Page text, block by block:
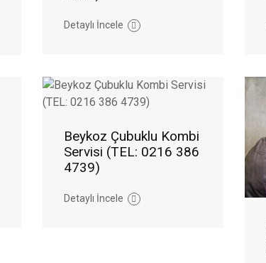
Detaylı İncele
Beykoz Çubuklu Kombi
Servisi (TEL: 0216 386
4739)
Detaylı İncele